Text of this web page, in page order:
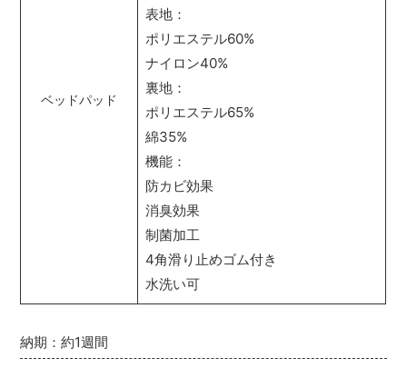
納期：約1週間
ベッドパッド
表地：
ポリエステル60%
ナイロン40%
裏地：
ポリエステル65%
綿35%
機能：
防カビ効果
消臭効果
制菌加工
4角滑り止めゴム付き
水洗い可